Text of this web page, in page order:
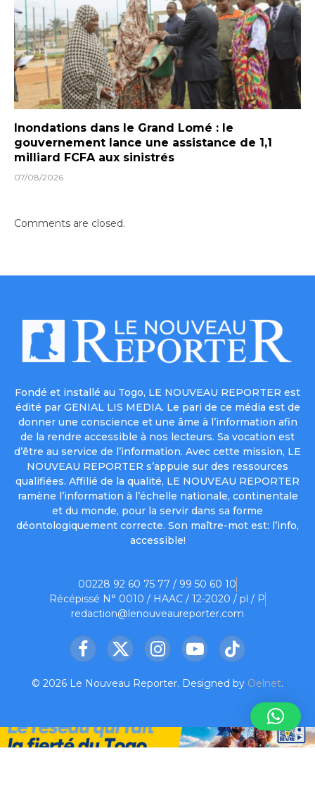
Inondations dans le Grand Lomé : le
gouvernement lance une assistance de 1,1
milliard FCFA aux sinistrés
07/08/2026
Comments are closed.
Fondé et installé au Togo, LE NOUVEAU REPORTER est
édité par GENIAL LIS MEDIA. Le pari de ce média est de
donner une conscience et une âme à l’information afin
de la rendre accessible à nos lecteurs. Sa vocation est
d’être au service de l’information. Avec cette mission, LE
NOUVEAU REPORTER s’appuie sur des ressources
qualifiées. Affilié de la qualité, LE NOUVEAU REPORTER
ramène l’information à l’échelle nationale, continentale
et du monde, pour la servir dans sa forme
déontologiquement correcte. Son maître-mot est: l’info,
accessible!
00228 92 60 75 77 / 99 50 60 10
Récépissé N° 0010 / HAAC / 12-2020 / pl / P
redaction@lenouveaureporter.com
Facebook
X
InstagramYouTubeTikTok
© 2026 Le Nouveau Reporter. Designed by Oelnet.